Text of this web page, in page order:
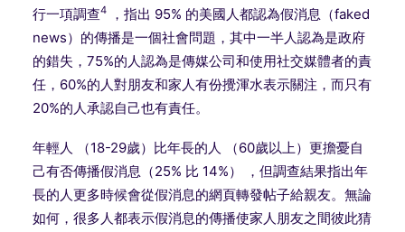
行一項調查4
，指出 95% 的美國人都認為假消息（faked
news）的傳播是一個社會問題，其中一半人認為是政府
的錯失，75%的人認為是傳媒公司和使用社交媒體者的責
任，60%的人對朋友和家人有份攪渾水表示關注，而只有
20%的人承認自己也有責任。
年輕人 （18-29歲）比年長的人 （60歲以上）更擔憂自
己有否傳播假消息（25% 比 14%） ，但調查結果指出年
長的人更多時候會從假消息的網頁轉發帖子給親友。無論
如何，很多人都表示假消息的傳播使家人朋友之間彼此猜